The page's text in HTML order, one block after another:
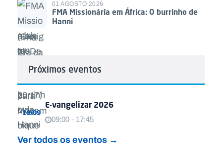
01 AGOSTO 2026
FMA Missionária em África: O burrinho de
Hanni
Próximos eventos
19/09
E-vangelizar 2026
09:00 - 17:45
Ver todos os eventos →